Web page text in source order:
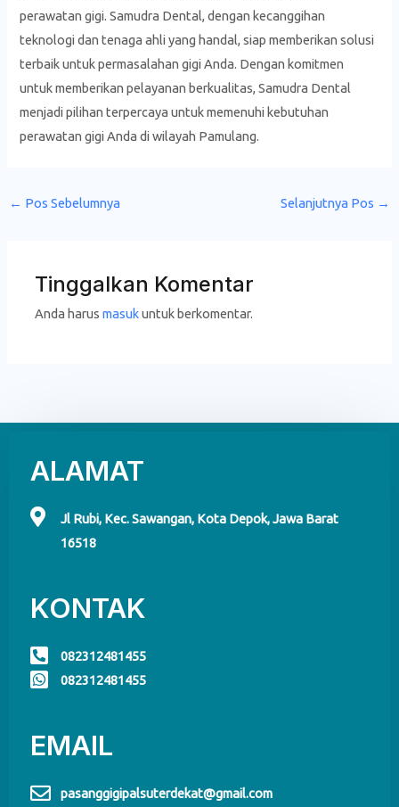
perawatan gigi. Samudra Dental, dengan kecanggihan
teknologi dan tenaga ahli yang handal, siap memberikan solusi
terbaik untuk permasalahan gigi Anda. Dengan komitmen
untuk memberikan pelayanan berkualitas, Samudra Dental
menjadi pilihan terpercaya untuk memenuhi kebutuhan
perawatan gigi Anda di wilayah Pamulang.
← Pos Sebelumnya Selanjutnya Pos →
Tinggalkan Komentar
Anda harusmasukuntuk berkomentar.
ALAMAT
Jl Rubi, Kec. Sawangan, Kota Depok, Jawa Barat
16518
KONTAK
082312481455
082312481455
EMAIL
pasanggigipalsuterdekat@gmail.com